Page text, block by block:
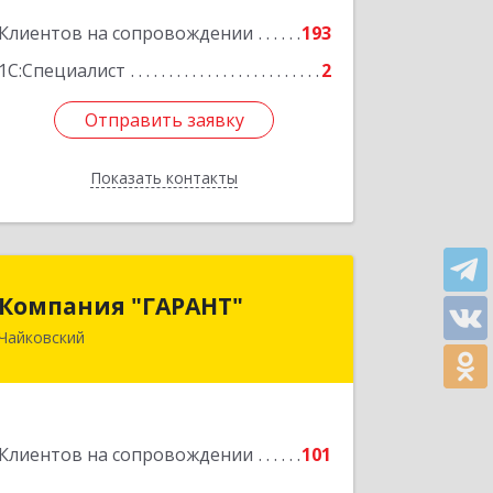
Клиентов на сопровождении
193
1С:Специалист
2
Отправить заявку
Показать контакты
Подробнее
Отправить заявку
Назад
Компания "ГАРАНТ"
Клиентов на сопровождении 101
Пермский край, Чайковский г,